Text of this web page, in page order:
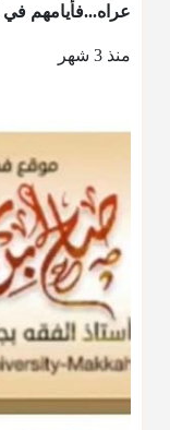
عراه...فأيامهم في
منذ 3 شهر